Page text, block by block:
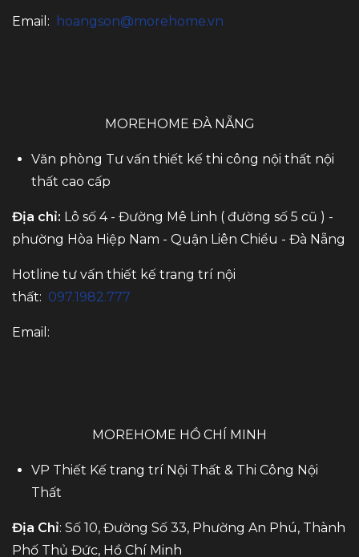
Email: hoangson@morehome.vn
MOREHOME ĐÀ NẴNG
Văn phòng Tư vấn thiết kế thi công nội thất nội
thất cao cấp
Địa chỉ: Lô số 4 - Đường Mê Linh ( đường số 5 cũ ) -
phường Hòa Hiệp Nam - Quận Liên Chiểu - Đà Nẵng
Hotline tư vấn thiết kế trang trí nội
thất: 097.1982.777
Email:
MOREHOME HỒ CHÍ MINH
VP Thiết Kế trang trí Nội Thất & Thi Công Nội
Thất
Địa Chỉ: Số 10, Đường Số 33, Phường An Phú, Thành
Phố Thủ Đức, Hồ Chí Minh